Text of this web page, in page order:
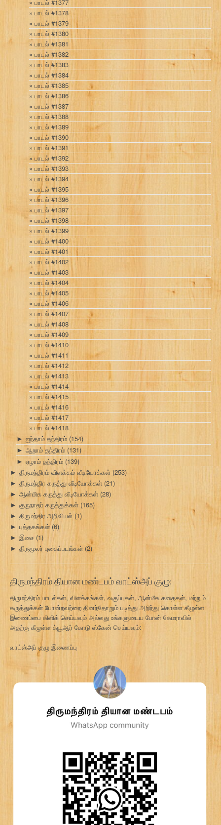
பாடல் #1377
பாடல் #1378
பாடல் #1379
பாடல் #1380
பாடல் #1381
பாடல் #1382
பாடல் #1383
பாடல் #1384
பாடல் #1385
பாடல் #1386
பாடல் #1387
பாடல் #1388
பாடல் #1389
பாடல் #1390
பாடல் #1391
பாடல் #1392
பாடல் #1393
பாடல் #1394
பாடல் #1395
பாடல் #1396
பாடல் #1397
பாடல் #1398
பாடல் #1399
பாடல் #1400
பாடல் #1401
பாடல் #1402
பாடல் #1403
பாடல் #1404
பாடல் #1405
பாடல் #1406
பாடல் #1407
பாடல் #1408
பாடல் #1409
பாடல் #1410
பாடல் #1411
பாடல் #1412
பாடல் #1413
பாடல் #1414
பாடல் #1415
பாடல் #1416
பாடல் #1417
பாடல் #1418
► ஐந்தாம் தந்திரம் (154)
► ஆறாம் தந்திரம் (131)
► ஏழாம் தந்திரம் (139)
► திருமந்திரம் விளக்கம் வீடியோக்கள் (253)
► திருமந்திர கருத்து வீடியோக்கள் (21)
► ஆன்மிக கருத்து வீடியோக்கள் (28)
► குருநாதர் கருத்துக்கள் (165)
► திருமந்திர அறிவியல் (1)
► புத்தகங்கள்(6)
► இசை (1)
► திருமூலர் புகைப்படங்கள் (2)
திருமந்திரம் தியான மண்டபம் வாட்ஸ்அப் குழு:
திருமந்திரம் பாடல்கள், விளக்கங்கள், வகுப்புகள், ஆன்மீக கதைகள், மற்றும்
கருத்துக்கள் போன்றவற்றை தினந்தோறும் படித்து அறிந்து கொள்ள கீழுள்ள
இணைப்பை கிளிக் செய்யவும் அல்லது உங்களுடைய போன் கேமராவில்
அதற்கு கீழுள்ள க்யூஆர் கோடு ஸ்கேன் செய்யவும்:
வாட்ஸ்அப் குழு இணைப்பு